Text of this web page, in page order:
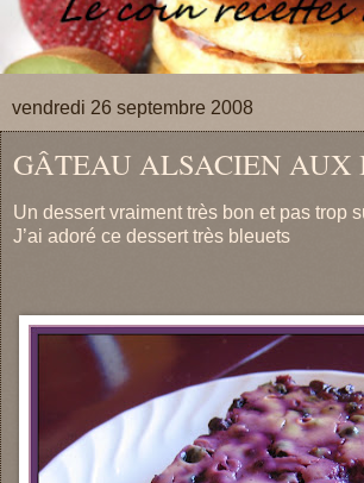
vendredi 26 septembre 2008
GÂTEAU ALSACIEN AUX
Un dessert vraiment très bon et pas trop
J’ai adoré ce dessert très bleuets